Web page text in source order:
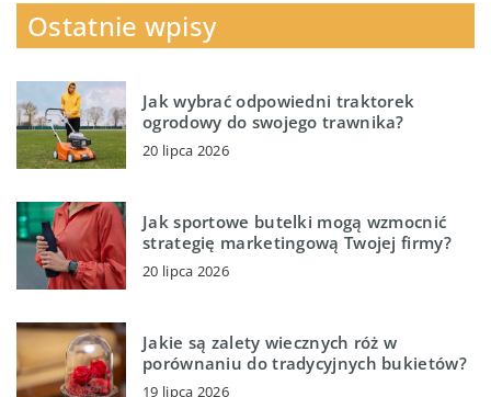
Ostatnie wpisy
Jak wybrać odpowiedni traktorek
ogrodowy do swojego trawnika?
20 lipca 2026
Jak sportowe butelki mogą wzmocnić
strategię marketingową Twojej firmy?
20 lipca 2026
Jakie są zalety wiecznych róż w
porównaniu do tradycyjnych bukietów?
19 lipca 2026